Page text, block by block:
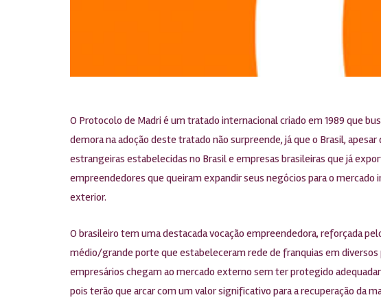
O Protocolo de Madri é um tratado internacional criado em 1989 que
demora na adoção deste tratado não surpreende, já que o Brasil,
estrangeiras estabelecidas no Brasil e empresas brasileiras que já
empreendedores que queiram expandir seus negócios para o
exterior.
O brasileiro tem uma destacada vocação empreendedora, reforçada
médio/grande porte que estabeleceram rede de franquias em
empresários chegam ao mercado externo sem ter protegido
pois terão que arcar com um valor significativo para a recuperação da